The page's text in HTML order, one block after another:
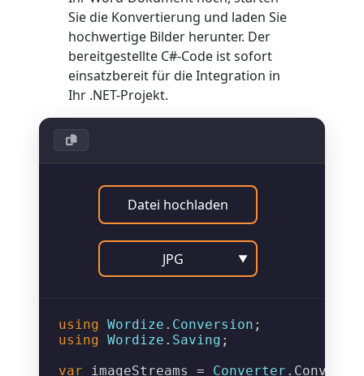
Sie die Konvertierung und laden Sie
hochwertige Bilder herunter. Der
bereitgestellte C#-Code ist sofort
einsatzbereit für die Integration in
Ihr .NET-Projekt.
Datei hochladen
JPG ▼
using Wordize . Conversion
using Wordize . Saving ;
var imageStreams = Converter .